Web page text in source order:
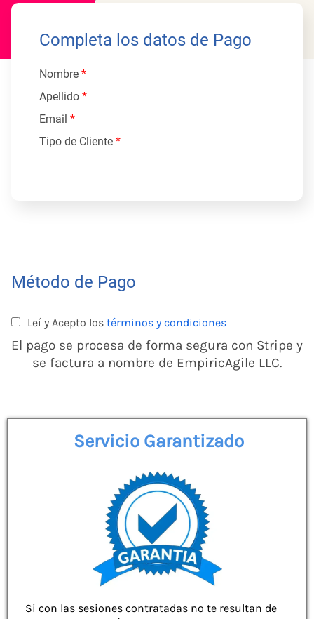
Completa los datos de Pago
Nombre *
Apellido *
Email *
Tipo de Cliente *
Método de Pago
Leí y Acepto los términos y condiciones
El pago se procesa de forma segura con Stripe y
se factura a nombre de EmpiricAgile LLC.
Servicio Garantizado
Si con las sesiones contratadas no te resultan de